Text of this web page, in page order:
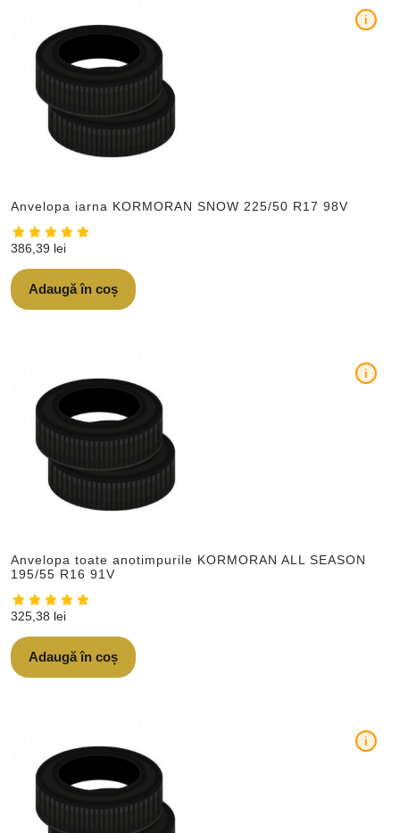
Anvelopa iarna KORMORAN SNOW 225/50 R17 98V
i
386,39 lei
Adaugă în coș
Anvelopa toate anotimpurile KORMORAN ALL SEASON
195/55 R16 91V
i
325,38 lei
Adaugă în coș
i